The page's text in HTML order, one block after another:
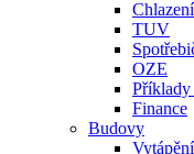
Chlazení
TUV
OZE
Příklady
Finance
Budovy
Vytápění